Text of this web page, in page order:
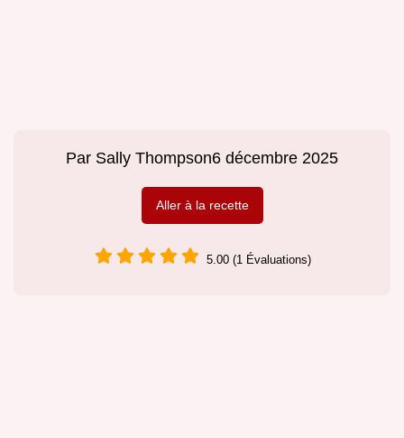
Par Sally Thompson6 décembre 2025
Aller à la recette
5.00 (1 Évaluations)